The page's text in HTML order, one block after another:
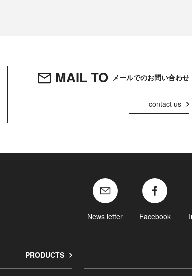
MAIL TO メールでのお問い合わせ
contact us
News letter Facebook
PRODUCTS